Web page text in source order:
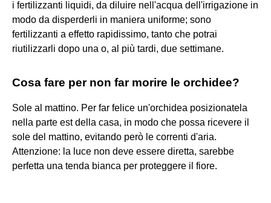
i fertilizzanti liquidi, da diluire nell'acqua dell'irrigazione in
modo da disperderli in maniera uniforme; sono
fertilizzanti a effetto rapidissimo, tanto che potrai
riutilizzarli dopo una o, al più tardi, due settimane.
Cosa fare per non far morire le orchidee?
Sole al mattino. Per far felice un'orchidea posizionatela
nella parte est della casa, in modo che possa ricevere il
sole del mattino, evitando però le correnti d'aria.
Attenzione: la luce non deve essere diretta, sarebbe
perfetta una tenda bianca per proteggere il fiore.